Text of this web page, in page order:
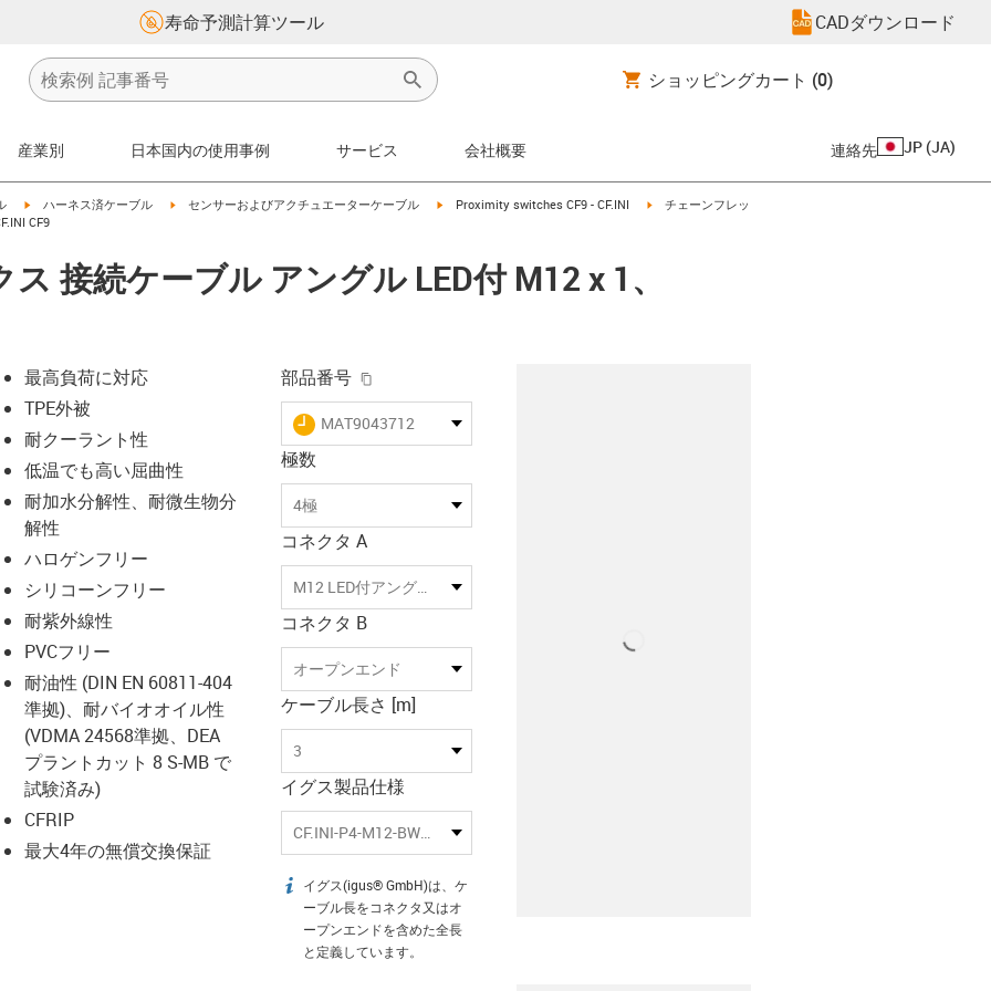
寿命予測計算ツール CADダウンロード
ショッピングカート (0)
産業別 日本国内の使用事例 サービス 会社概要 連絡先 JP (JA)
igus-icon-arrow-right
ハーネス済ケーブル igus-icon-arrow-right
センサーおよびアクチュエーターケーブル igus-icon-arrow-right
Proximity switches CF9 - CF.INI igus-icon-arrow-right
チェーンフレッ
CF9
接続ケーブル アングル LED付 M12 x 1、
icon-lupe
icon-lupe
最高負荷に対応
TPE外被
耐クーラント性
低温でも高い屈曲性
耐加水分解性、耐微生物分
解性
ハロゲンフリー
シリコーンフリー
耐紫外線性
PVCフリー
耐油性 (DIN EN 60811-404
準拠)、耐バイオオイル性
(VDMA 24568準拠、DEA
プラントカット 8 S-MB で
試験済み)
CFRIP
最大4年の無償交換保証
部品番号
igus-icon-lieferzeit
MAT9043712
極数
4極
コネクタ A
M12 LED付アングルソケット
コネクタ B
オープンエンド
ケーブル長さ [m]
3
イグス製品仕様
CF.INI-P4-M12-BWL3-3
igus-icon-info
イグス(igus® GmbH)は、ケ
ーブル長をコネクタ又はオ
ープンエンドを含めた全長
と定義しています。